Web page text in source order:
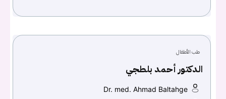
طب الأطفال
الدكتور أحمد بلطجي
Dr. med. Ahmad Baltahge